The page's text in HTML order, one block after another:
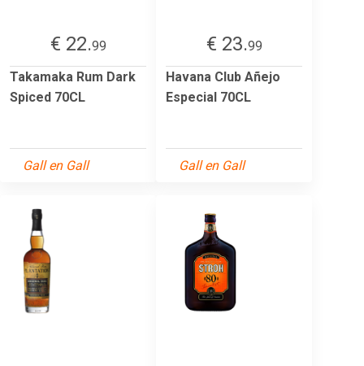
€ 22.99
Takamaka Rum Dark
Spiced 70CL
Gall en Gall
€ 23.99
Havana Club Añejo
Especial 70CL
Gall en Gall